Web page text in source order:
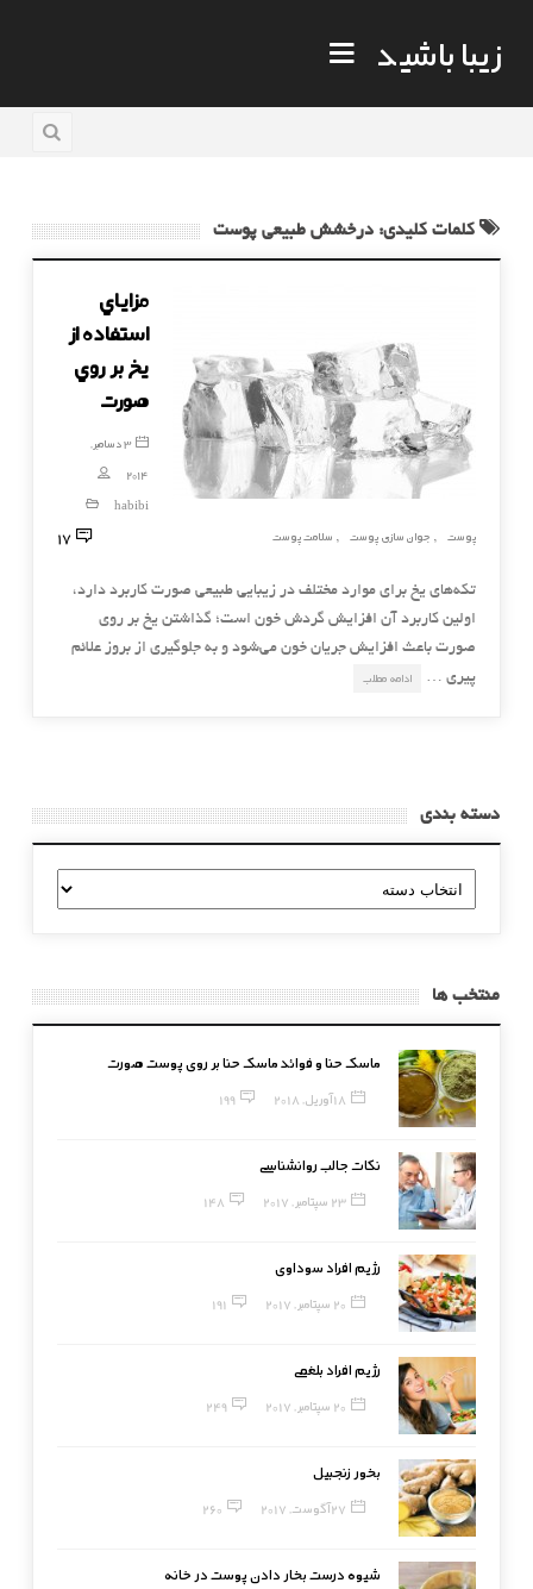
زیبا باشید
کلمات کلیدی: درخشش طبيعي پوست
مزاياي
استفاده از
يخ بر روي
صورت
3 دسامبر,
2014
habibi
پوست
, جوان سازی پوست , سلامت پوست 17
تکه‌هاي يخ براي موارد مختلف در زيبايي طبيعي صورت کاربرد دارد،
اولين کاربرد آن افزايش گردش خون است؛ گذاشتن يخ بر روي
صورت باعث افزايش جريان خون مي‌شود و به جلوگيري از بروز علائم
پيري …
ادامه مطلب
دسته بندی
دسته
بندی
منتخب ها
ماسک حنا و فوائد ماسک حنا بر روی پوست صورت
18 آوریل, 2018 199
نکات جالب روانشناسی
23 سپتامبر, 2017 148
رژیم افراد سوداوی
20 سپتامبر, 2017 191
رژیم افراد بلغمی
20 سپتامبر, 2017 249
بخور زنجبیل
27 آگوست, 2017 260
شیوه درست بخار دادن پوست در خانه